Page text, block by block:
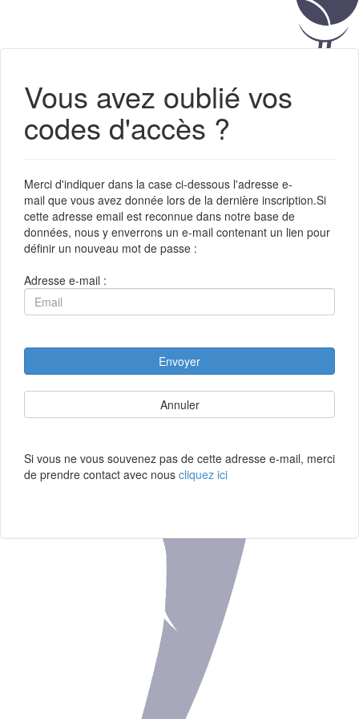
Vous avez oublié vos
codes d'accès ?
Merci d'indiquer dans la case ci-dessous l'adresse e-
mail que vous avez donnée lors de la dernière inscription.Si
cette adresse email est reconnue dans notre base de
données, nous y enverrons un e-mail contenant un lien pour
définir un nouveau mot de passe :
Adresse e-mail :
Envoyer
Annuler
Si vous ne vous souvenez pas de cette adresse e-mail, merci
de prendre contact avec nous cliquez ici